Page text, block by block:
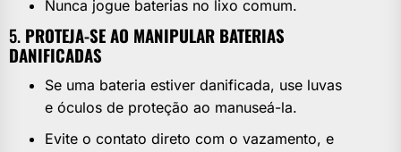
Nunca jogue baterias no lixo comum.
5. PROTEJA-SE AO MANIPULAR BATERIAS
DANIFICADAS
Se uma bateria estiver danificada, use luvas
e óculos de proteção ao manuseá-la.
Evite o contato direto com o vazamento, e